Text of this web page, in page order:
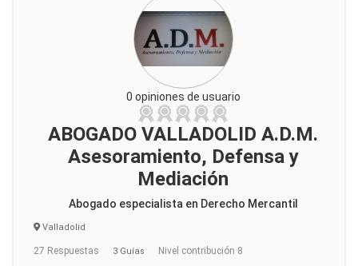
0 opiniones de usuario
ABOGADO VALLADOLID A.D.M.
Asesoramiento, Defensa y
Mediación
Abogado especialista en Derecho Mercantil
Valladolid
27 Respuestas 3 Guías Nivel contribución 8